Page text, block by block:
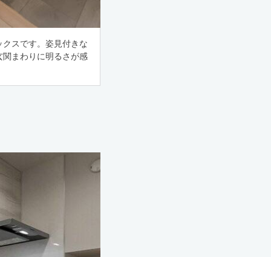
スです。姿見付きな
まわりに明るさが感